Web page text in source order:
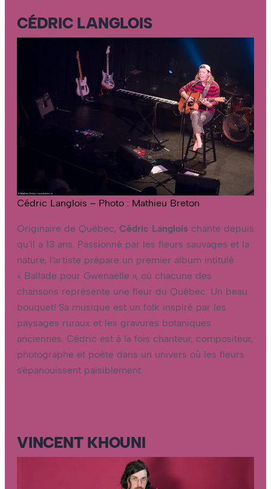
CÉDRIC LANGLOIS
Cédric Langlois – Photo : Mathieu Breton
Originaire de Québec, Cédric Langlois chante depuis
qu’il a 13 ans. Passionné par les fleurs sauvages et la
nature, l’artiste prépare un premier album intitulé
« Ballade pour Gwenaelle », où chacune des
chansons représente une fleur du Québec. Un beau
bouquet! Sa musique est un folk inspiré par les
paysages ruraux et les gravures botaniques
anciennes. Cédric est à la fois chanteur, compositeur,
photographe et poète dans un univers où les fleurs
s’épanouissent paisiblement.
VINCENT KHOUNI